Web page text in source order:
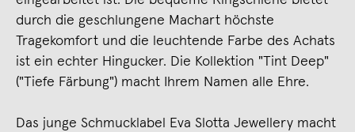
durch die geschlungene Machart höchste
Tragekomfort und die leuchtende Farbe des Achats
ist ein echter Hingucker. Die Kollektion "Tint Deep"
("Tiefe Färbung") macht Ihrem Namen alle Ehre.
Das junge Schmucklabel Eva Slotta Jewellery macht